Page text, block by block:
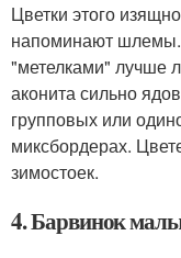
Цветки этого
напоминают шлемы.
"метелками" лучше
аконита сильно
групповых или
миксбордерах.
зимостоек.
4. Барвинок